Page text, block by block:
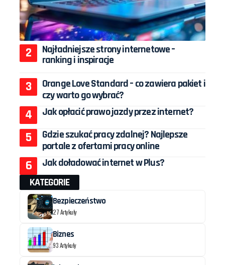
Najładniejsze strony internetowe –
ranking i inspiracje
Orange Love Standard – co zawiera pakiet i
czy warto go wybrać?
Jak opłacić prawo jazdy przez internet?
Gdzie szukać pracy zdalnej? Najlepsze
portale z ofertami pracy online
Jak doładować internet w Plus?
KATEGORIE
Bezpieczeństwo
27 Artykuły
Biznes
93 Artykuły